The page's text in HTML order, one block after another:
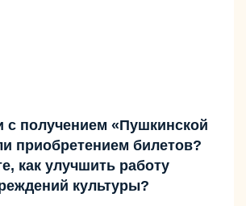
с получением «Пушкинской
приобретением билетов?
как улучшить работу
культуры?